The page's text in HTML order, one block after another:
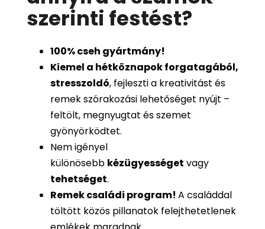
szerinti festést?
100%cseh gyártmány!
Kiemel a hétköznapok forgatagából,
stresszoldó, fejleszti a kreativitást és
remek szórakozási lehetőséget nyújt –
feltölt, megnyugtat és szemet
gyönyörködtet.
Nem igényel
különösebb kézügyességet vagy
tehetséget.
Remek családi program! A családdal
töltött közös pillanatok felejthetetlenek